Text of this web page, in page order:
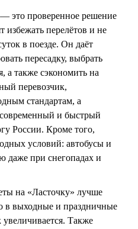
это проверенное решение
избежать перелётов и не
в поезде. Он даёт
пересадку, выбрать
а также сэкономить на
перевозчик,
стандартам, а
и быстрый
России. Кроме того,
условий: автобусы и
даже при снегопадах и
на «Ласточку» лучше
в выходные и праздничные
Также